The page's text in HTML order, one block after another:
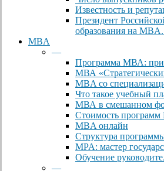
Известность и
Президент
образования на
MBA
—
Программа МВА:
МВА
MBA со
Что такое учебный
МВА в смешанном
Стоимость программ
MBA онлайн
Cтруктура
MPA: мастер
Обучение
—